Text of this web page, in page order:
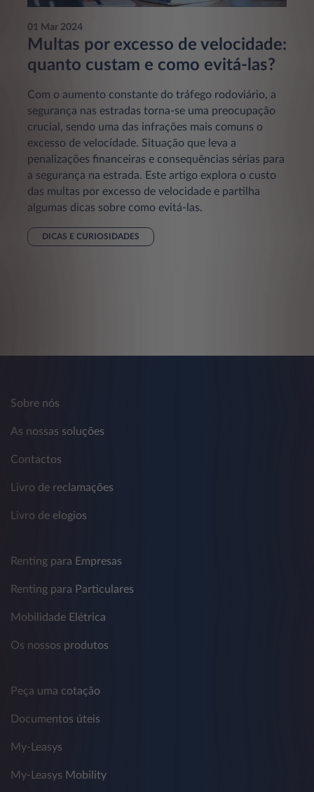
01 Mar 2024
Multas por excesso de velocidade:
quanto custam e como evitá-las?
Com o aumento constante do tráfego rodoviário, a
segurança nas estradas torna-se uma preocupação
crucial, sendo uma das infrações mais comuns o
excesso de velocidade. Situação que leva a
penalizações financeiras e consequências sérias para
a segurança na estrada. Este artigo explora o custo
das multas por excesso de velocidade e partilha
algumas dicas sobre como evitá-las.
DICAS E CURIOSIDADES
Sobre nós
As nossas soluções
Contactos
Livro de reclamações
Livro de elogios
Renting para Empresas
Renting para Particulares
Mobilidade Elétrica
Os nossos produtos
Peça uma cotação
Documentos úteis
My-Leasys
My-Leasys Mobility